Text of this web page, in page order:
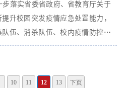
人：韩俊岩 联系
理处 2022年6月16日
升校园突发疫情应急处置能力，
伍、消杀队伍、校内疫情防控志
体通知如下： 一、校内疫
10 11 12 13 下页